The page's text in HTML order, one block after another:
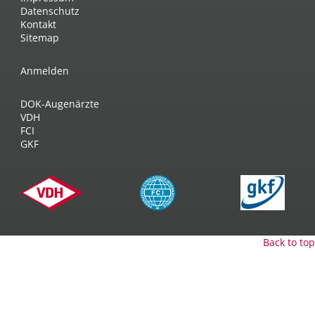
Datenschutz
Kontakt
Sitemap
Anmelden
DOK-Augenärzte
VDH
FCI
GKF
Back to top